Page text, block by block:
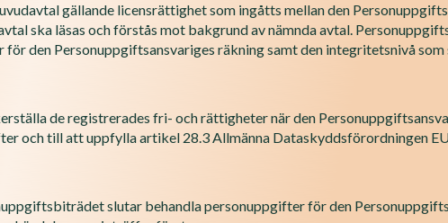
gällande licensrättighet som ingåtts mellan den
ska läsas och förstås mot bakgrund av nämnda avtal.
den Personuppgiftsansvariges räkning samt den integritetsnivå som
de registrerades fri- och rättigheter när den
och till att uppfylla artikel 28.3 Allmänna Dataskyddsförordningen
slutar behandla personuppgifter för den